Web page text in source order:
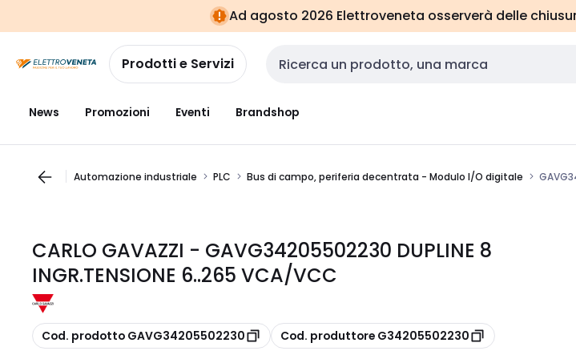
navigazionealla
pagina
Ad agosto 2026 Elettroveneta osserverà delle
Prodotti e Servizi Cerca input
News Promozioni Eventi Brandshop
Automazione industriale PLC Bus di campo, periferia decentrata - Modulo I/O digitale
CARLO GAVAZZI - GAVG34205502230 DUPLINE 8
INGR.TENSIONE 6..265 VCA/VCC
copia
Cod. prodotto GAVG34205502230 copia
Cod. produttore G34205502230